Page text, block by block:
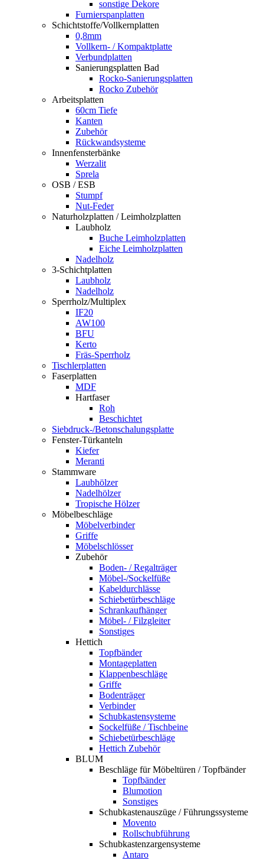
sonstige Dekore
Furnierspanplatten
Schichtstoffe/Vollkernplatten
0,8mm
Vollkern- / Kompaktplatte
Verbundplatten
Sanierungsplatten Bad
Rocko-Sanierungsplatten
Rocko Zubehör
Arbeitsplatten
60cm Tiefe
Kanten
Zubehör
Rückwandsysteme
Innenfensterbänke
Werzalit
Sprela
OSB / ESB
Stumpf
Nut-Feder
Naturholzplatten / Leimholzplatten
Laubholz
Buche Leimholzplatten
Eiche Leimholzplatten
Nadelholz
3-Schichtplatten
Laubholz
Nadelholz
Sperrholz/Multiplex
IF20
AW100
BFU
Kerto
Fräs-Sperrholz
Tischlerplatten
Faserplatten
MDF
Hartfaser
Roh
Beschichtet
Siebdruck-/Betonschalungsplatte
Fenster-Türkanteln
Kiefer
Meranti
Stammware
Laubhölzer
Nadelhölzer
Tropische Hölzer
Möbelbeschläge
Möbelverbinder
Griffe
Möbelschlösser
Zubehör
Boden- / Regalträger
Möbel-/Sockelfüße
Kabeldurchlässe
Schiebetürbeschläge
Schrankaufhänger
Möbel- / Filzgleiter
Sonstiges
Hettich
Topfbänder
Montageplatten
Klappenbeschläge
Griffe
Bodenträger
Verbinder
Schubkastensysteme
Sockelfüße / Tischbeine
Schiebetürbeschläge
Hettich Zubehör
BLUM
Beschläge für Möbeltüren / Topfbänder
Topfbänder
Blumotion
Sonstiges
Schubkastenauszüge / Führungssysteme
Movento
Rollschubführung
Schubkastenzargensysteme
Antaro